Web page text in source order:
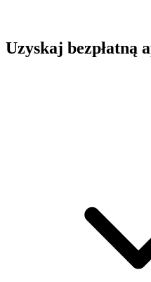
Uzyskaj bezpłatną